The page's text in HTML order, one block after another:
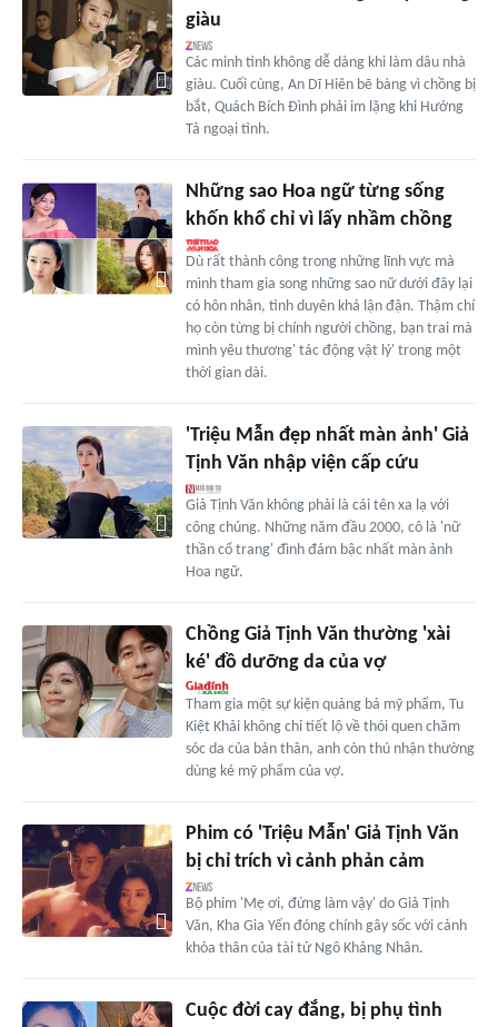
giàu
Các minh tinh không dễ dàng khi làm dâu nhà
giàu. Cuối cùng, An Dĩ Hiên bẽ bàng vì chồng bị
bắt, Quách Bích Đình phải im lặng khi Hướng
Tả ngoại tình.
Những sao Hoa ngữ từng sống
khốn khổ chỉ vì lấy nhầm chồng
Dù rất thành công trong những lĩnh vực mà
mình tham gia song những sao nữ dưới đây lại
có hôn nhân, tình duyên khá lận đận. Thậm chí
họ còn từng bị chính người chồng, bạn trai mà
mình yêu thương' tác động vật lý' trong một
thời gian dài.
'Triệu Mẫn đẹp nhất màn ảnh' Giả
Tịnh Văn nhập viện cấp cứu
Giả Tịnh Văn không phải là cái tên xa lạ với
công chúng. Những năm đầu 2000, cô là 'nữ
thần cổ trang' đình đám bậc nhất màn ảnh
Hoa ngữ.
Chồng Giả Tịnh Văn thường 'xài
ké' đồ dưỡng da của vợ
Tham gia một sự kiện quảng bá mỹ phẩm, Tu
Kiệt Khải không chỉ tiết lộ về thói quen chăm
sóc da của bản thân, anh còn thú nhận thường
dùng ké mỹ phẩm của vợ.
Phim có 'Triệu Mẫn' Giả Tịnh Văn
bị chỉ trích vì cảnh phản cảm
Bộ phim 'Mẹ ơi, đừng làm vậy' do Giả Tịnh
Văn, Kha Gia Yến đóng chính gây sốc với cảnh
khỏa thân của tài tử Ngô Khảng Nhân.
Cuộc đời cay đắng, bị phụ tình